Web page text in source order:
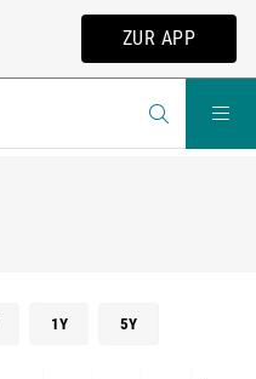
ZUR APP
1Y 5Y